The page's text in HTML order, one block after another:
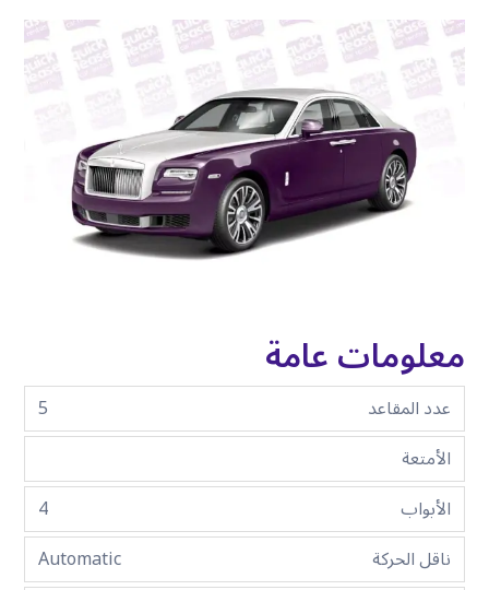
معلومات عامة
عدد المقاعد
5
الأمتعة
الأبواب
4
ناقل الحركة
Automatic